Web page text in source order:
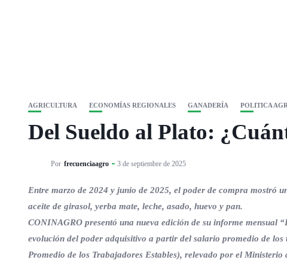
AGRICULTURA ECONOMÍAS REGIONALES GANADERÍA POLITICA
Del Sueldo al Plato:
Por frecuenciaagro 3 de septiembre de 2025
Entre marzo de 2024 y junio de 2025, el poder de compra mostró
aceite de girasol, yerba mate, leche, asado, huevo y pan.
CONINAGRO presentó una nueva edición de su informe mensual
evolución del poder adquisitivo a partir del salario promedio de
Promedio de los Trabajadores Estables), relevado por el Ministerio